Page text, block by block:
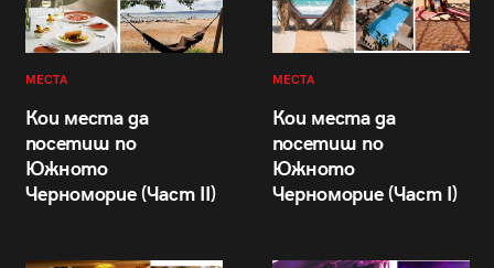
МЕСТА
Кои места да
посетиш по
Южното
Черноморие (Част II)
МЕСТА
Кои места да
посетиш по
Южното
Черноморие (Част I)